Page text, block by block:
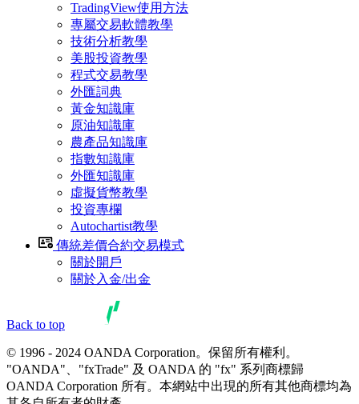
TradingView使用方法
專屬交易軟體教學
技術分析教學
美股投資教學
程式交易教學
外匯詞典
黃金知識庫
原油知識庫
農產品知識庫
指數知識庫
外匯知識庫
虛擬貨幣教學
投資專欄
Autochartist教學
傳統差價合約交易模式
關於開戶
關於入金/出金
Back to top
© 1996 - 2024 OANDA Corporation。保留所有權利。
"OANDA"、"fxTrade" 及 OANDA 的 "fx" 系列商標歸
OANDA Corporation 所有。本網站中出現的所有其他商標均為